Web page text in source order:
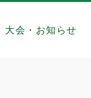
大会・お知らせ